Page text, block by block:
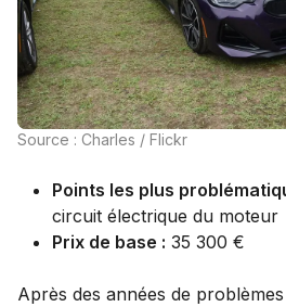
Source : Charles / Flickr
Points les plus
circuit électrique du moteur
Prix de base : 35 300 €
Après des années de